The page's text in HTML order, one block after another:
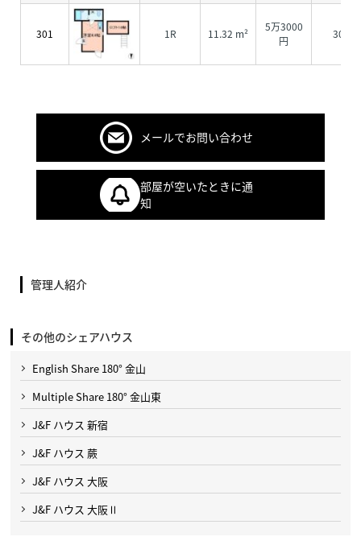
301 1R 11.32 m²
5万3000
円
3000
メールでお問い合わせ
部屋が空いたときに通
知
管理人紹介
その他のシェアハウス
English Share 180° 金山
Multiple Share 180° 金山東
J&F ハウス 新宿
J&F ハウス 蕨
J&F ハウス 大阪
J&F ハウス 大阪Ⅱ